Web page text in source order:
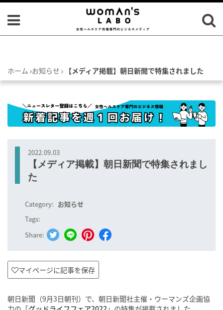
ホーム お知らせ 【メディア掲載】朝日新聞で特集されました
2022.09.03
【メディア掲載】朝日新聞で特集されまし
た
Category: お知らせ
Tags:
Share:
マイページに記事を保存
朝日新聞（9月3日朝刊）で、朝日新聞社主催・ウーマンズ企画協